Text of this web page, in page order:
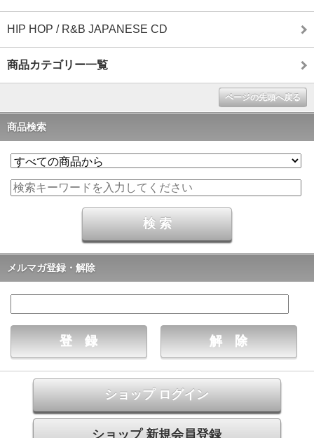
HIP HOP / R&B JAPANESE CD
商品カテゴリー一覧
ページの先頭へ戻る
商品検索
メルマガ登録・解除
ショップ ログイン
ショップ 新規会員登録